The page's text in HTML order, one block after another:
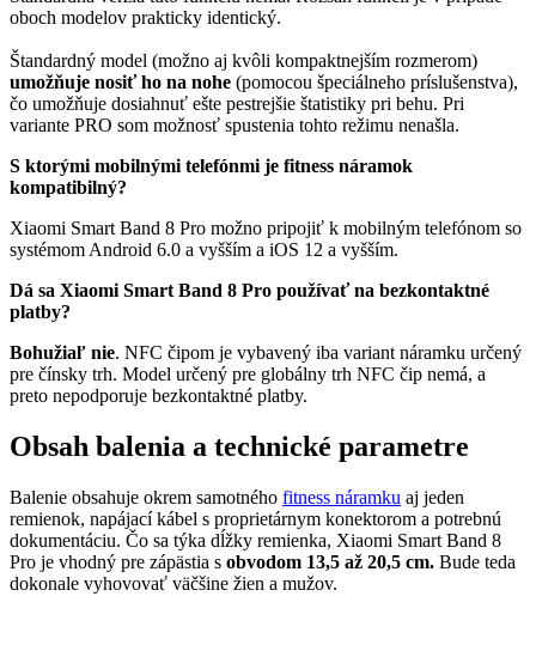
oboch modelov prakticky identický.
Štandardný model (možno aj kvôli kompaktnejším rozmerom)
umožňuje nosiť ho na nohe (pomocou špeciálneho príslušenstva),
čo umožňuje dosiahnuť ešte pestrejšie štatistiky pri behu. Pri
variante PRO som možnosť spustenia tohto režimu nenašla.
S ktorými mobilnými telefónmi je fitness náramok
kompatibilný?
Xiaomi Smart Band 8 Pro možno pripojiť k mobilným telefónom so
systémom Android 6.0 a vyšším a iOS 12 a vyšším.
Dá sa Xiaomi Smart Band 8 Pro používať na bezkontaktné
platby?
Bohužiaľ nie. NFC čipom je vybavený iba variant náramku určený
pre čínsky trh. Model určený pre globálny trh NFC čip nemá, a
preto nepodporuje bezkontaktné platby.
Obsah balenia a technické parametre
Balenie obsahuje okrem samotného fitness náramku aj jeden
remienok, napájací kábel s proprietárnym konektorom a potrebnú
dokumentáciu. Čo sa týka dĺžky remienka, Xiaomi Smart Band 8
Pro je vhodný pre zápästia s obvodom 13,5 až 20,5 cm. Bude teda
dokonale vyhovovať väčšine žien a mužov.